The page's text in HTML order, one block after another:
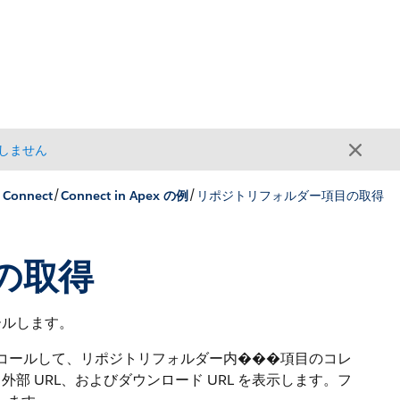
ません
/Connect in Apex の例/ リポジトリフォルダー項目の取得
取得
します。
ールして、リポジトリフォルダー内���項目のコレ
部 URL、およびダウンロード URL を表示します。フ